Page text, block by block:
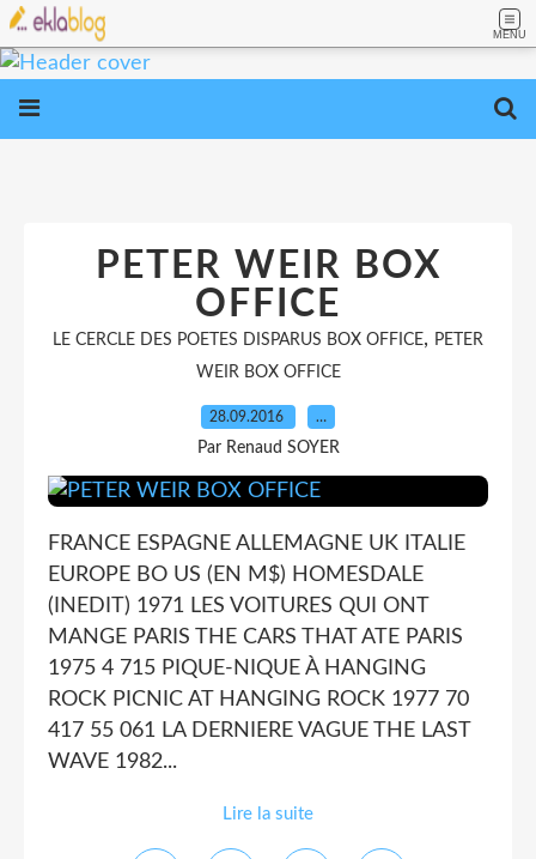
MENU
PETER WEIR BOX
OFFICE
LE CERCLE DES POETES DISPARUS BOX OFFICE, PETER
WEIR BOX OFFICE
28.09.2016 …
Par Renaud SOYER
FRANCE ESPAGNE ALLEMAGNE UK ITALIE
EUROPE BO US (EN M$) HOMESDALE
(INEDIT) 1971 LES VOITURES QUI ONT
MANGE PARIS THE CARS THAT ATE PARIS
1975 4 715 PIQUE-NIQUE À HANGING
ROCK PICNIC AT HANGING ROCK 1977 70
417 55 061 LA DERNIERE VAGUE THE LAST
WAVE 1982...
Lire la suite